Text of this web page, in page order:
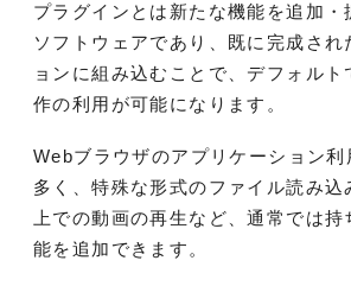
プラグインとは新たな機能を追加・
ソフトウェアであり、既に完成され
ョンに組み込むことで、デフォルト
作の利用が可能になります。
Webブラウザのアプリケーション利
多く、特殊な形式のファイル読み込
上での動画の再生など、通常では
能を追加できます。